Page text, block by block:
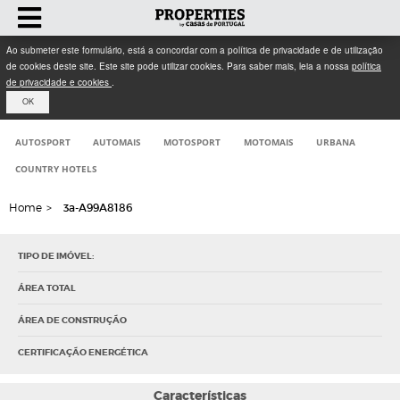
Ao submeter este formulário, está a concordar com a política de privacidade e de utilização
de cookies deste site. Este site pode utilizar cookies. Para saber mais, leia a nossa política
de privacidade e cookies .
OK
AUTOSPORT AUTOMAIS MOTOSPORT MOTOMAIS URBANA
COUNTRY HOTELS
Home > 3a-A99A8186
TIPO DE IMÓVEL:
ÁREA TOTAL
ÁREA DE CONSTRUÇÃO
CERTIFICAÇÃO ENERGÉTICA
Características